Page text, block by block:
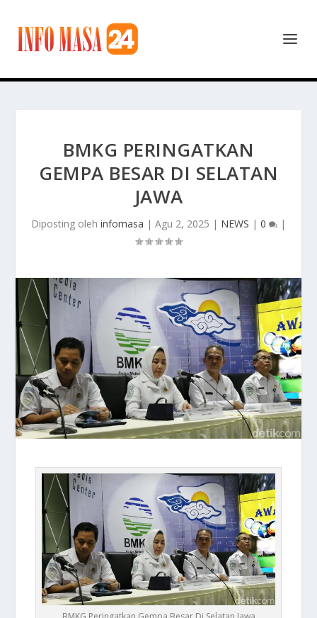
BMKG PERINGATKAN
GEMPA BESAR DI SELATAN
JAWA
Diposting oleh infomasa | Agu 2, 2025 | NEWS | 0 |